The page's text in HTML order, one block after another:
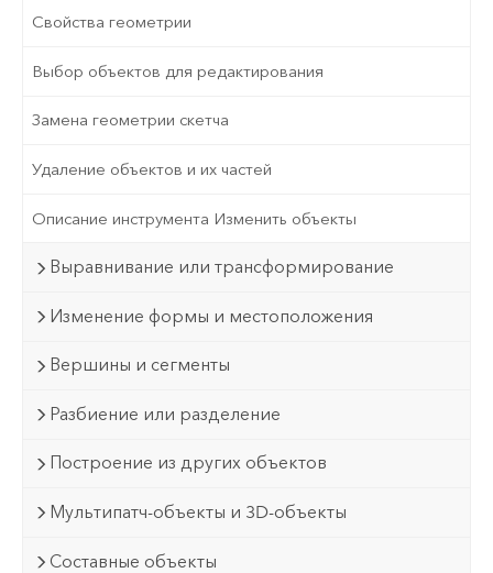
Свойства геометрии
Выбор объектов для редактирования
Замена геометрии скетча
Удаление объектов и их частей
Описание инструмента Изменить объекты
Выравнивание или трансформирование
Изменение формы и местоположения
Вершины и сегменты
Разбиение или разделение
Построение из других объектов
Мультипатч-объекты и 3D-объекты
Составные объекты